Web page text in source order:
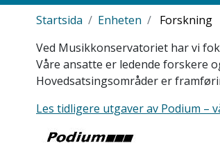
Startsida Enheten
Forskning
Ved Musikkonservatoriet har vi
Våre ansatte er ledende forskere
Hovedsatsingsområder er
Les tidligere utgaver av Podium –